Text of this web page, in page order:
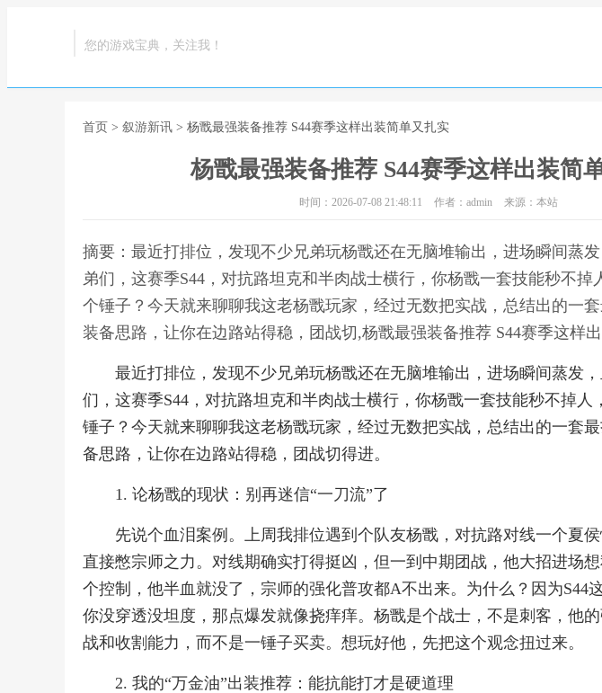
您的游戏宝典，关注我！
首页 > 叙游新讯 > 杨戬最强装备推荐 S44赛季这样出装简单又扎实
杨戬最强装备推荐 S44赛季这样出装简
时间：2026-07-08 21:48:11 作者：admin 来源：本站
摘要：最近打排位，发现不少兄弟玩杨戬还在无脑堆输出，进场瞬间蒸
弟们，这赛季S44，对抗路坦克和半肉战士横行，你杨戬一套技能秒不掉
个锤子？今天就来聊聊我这老杨戬玩家，经过无数把实战，总结出的一
装备思路，让你在边路站得稳，团战切,杨戬最强装备推荐 S44赛季这样
最近打排位，发现不少兄弟玩杨戬还在无脑堆输出，进场瞬间蒸发
们，这赛季S44，对抗路坦克和半肉战士横行，你杨戬一套技能秒不掉人
锤子？今天就来聊聊我这老杨戬玩家，经过无数把实战，总结出的一套
备思路，让你在边路站得稳，团战切得进。
1. 论杨戬的现状：别再迷信“一刀流”了
先说个血泪案例。上周我排位遇到个队友杨戬，对抗路对线一个夏
直接憋宗师之力。对线期确实打得挺凶，但一到中期团战，他大招进场
个控制，他半血就没了，宗师的强化普攻都A不出来。为什么？因为S44
你没穿透没坦度，那点爆发就像挠痒痒。杨戬是个战士，不是刺客，他
战和收割能力，而不是一锤子买卖。想玩好他，先把这个观念扭过来。
2. 我的“万金油”出装推荐：能抗能打才是硬道理